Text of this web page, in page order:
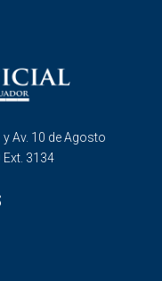
Av. 10 de Agosto
3134